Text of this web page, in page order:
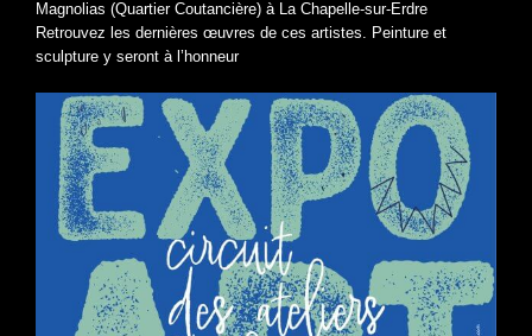
Magnolias (Quartier Coutancière) à La Chapelle-sur-Erdre
Retrouvez les dernières œuvres de ces artistes. Peinture et
sculpture y seront à l’honneur